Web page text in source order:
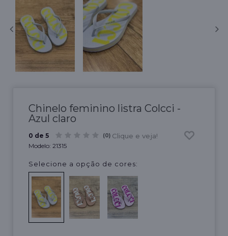
Chinelo feminino listra Colcci -
Azul claro
0 de 5 (0) Clique e veja!
Modelo: 21315
Selecione a opção de cores: